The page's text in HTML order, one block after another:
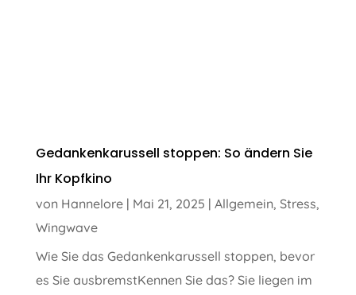
Gedankenkarussell stoppen: So ändern Sie
Ihr Kopfkino
von Hannelore| Mai 21, 2025 | Allgemein, Stress,
Wingwave
Wie Sie das Gedankenkarussell stoppen, bevor
es Sie ausbremstKennen Sie das? Sie liegen im